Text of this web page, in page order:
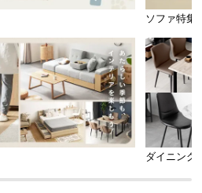
ソファ特集
ダイニング